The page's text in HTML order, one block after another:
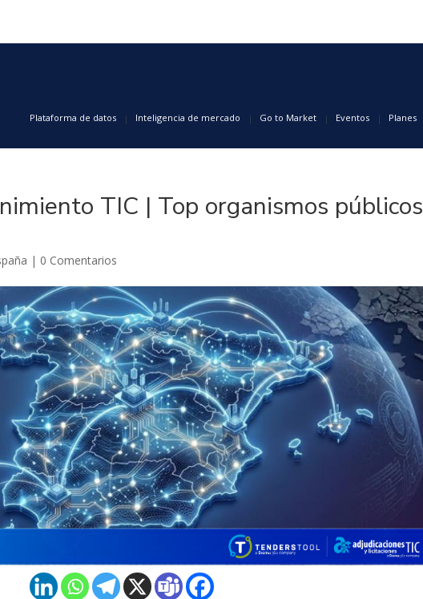
Plataforma de datos Inteligencia de mercado Go to Market Eventos Planes
TIC | Top organismos públicos
| 0 Comentarios